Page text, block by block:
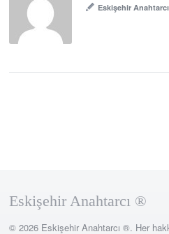
Eskişehir
Eskişehir Anahtarcı ®
© 2026 Eskişehir Anahtarcı ®. Her